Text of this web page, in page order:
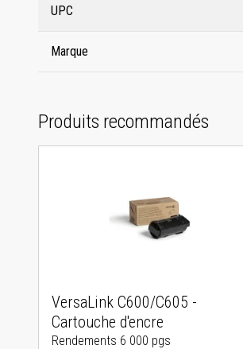
UPC
Marque
Produits recommandés
VersaLink C600/C605 -
Cartouche d'encre
Rendements 6 000 pgs